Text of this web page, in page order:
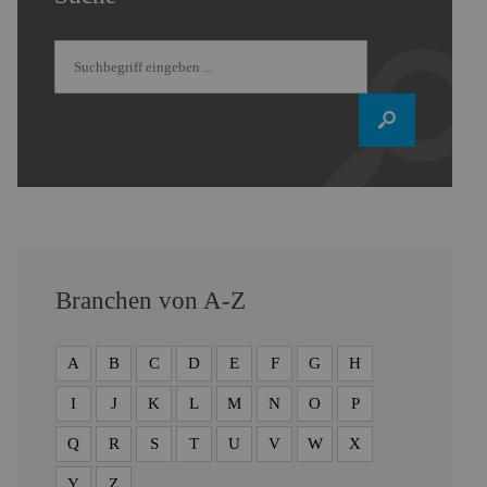
Branchen von A-Z
A B C D E F G H
I J K L M N O P
Q R S T U V W X
Y Z